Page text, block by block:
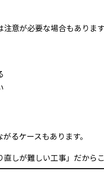
意が必要な場合もあります
るケースもあります。
しが難しい工事」だから